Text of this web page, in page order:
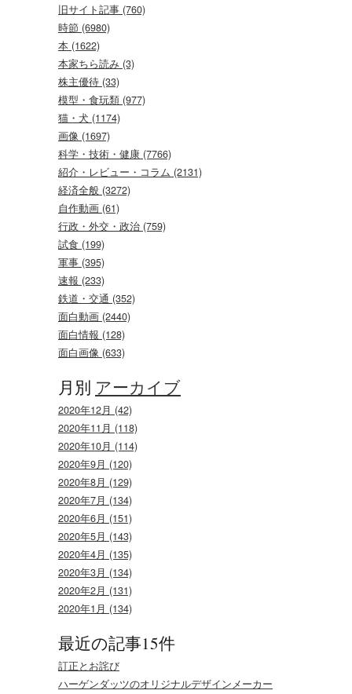
旧サイト記事 (760)
時節 (6980)
本 (1622)
本家ちら読み (3)
株主優待 (33)
模型・食玩類 (977)
猫・犬 (1174)
画像 (1697)
科学・技術・健康 (7766)
紹介・レビュー・コラム (2131)
経済全般 (3272)
自作動画 (61)
行政・外交・政治 (759)
試食 (199)
軍事 (395)
速報 (233)
鉄道・交通 (352)
面白動画 (2440)
面白情報 (128)
面白画像 (633)
月別 アーカイブ
2020年12月 (42)
2020年11月 (118)
2020年10月 (114)
2020年9月 (120)
2020年8月 (129)
2020年7月 (134)
2020年6月 (151)
2020年5月 (143)
2020年4月 (135)
2020年3月 (134)
2020年2月 (131)
2020年1月 (134)
最近の記事15件
訂正とお詫び
ハーゲンダッツのオリジナルデザインメーカー